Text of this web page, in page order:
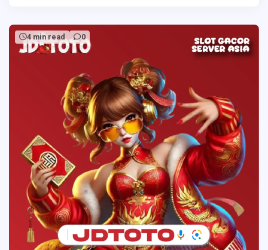
4 min read 0